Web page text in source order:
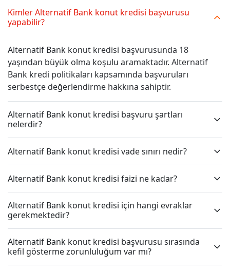
Kimler Alternatif Bank konut kredisi başvurusu
yapabilir?
Alternatif Bank konut kredisi başvurusunda 18
yaşından büyük olma koşulu aramaktadır. Alternatif
Bank kredi politikaları kapsamında başvuruları
serbestçe değerlendirme hakkına sahiptir.
Alternatif Bank konut kredisi başvuru şartları
nelerdir?
Alternatif Bank konut kredisi vade sınırı nedir?
Alternatif Bank konut kredisi faizi ne kadar?
Alternatif Bank konut kredisi için hangi evraklar
gerekmektedir?
Alternatif Bank konut kredisi başvurusu sırasında
kefil gösterme zorunluluğum var mı?